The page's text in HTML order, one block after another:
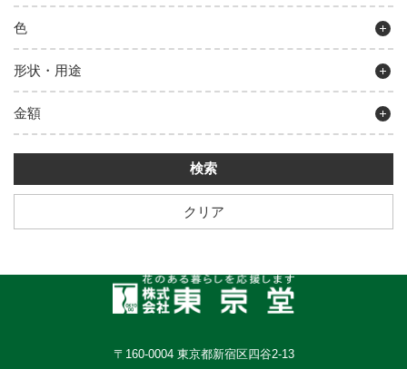
色
形状・用途
金額
クリア
〒160-0004 東京都新宿区四谷2-13